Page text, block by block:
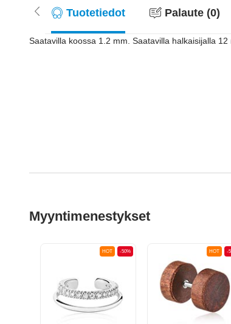
Tuotetiedot Palaute (0)
Saatavilla koossa 1.2 mm. Saatavilla halkaisijalla
Myyntimenestykset
-50%
HOT -
HOT